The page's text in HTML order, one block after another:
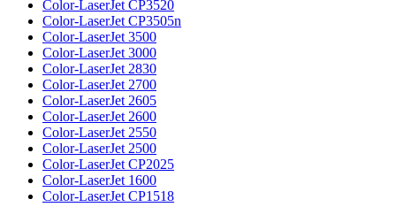
Color-LaserJet CP3520
Color-LaserJet CP3505n
Color-LaserJet 3500
Color-LaserJet 3000
Color-LaserJet 2830
Color-LaserJet 2700
Color-LaserJet 2605
Color-LaserJet 2600
Color-LaserJet 2550
Color-LaserJet 2500
Color-LaserJet CP2025
Color-LaserJet 1600
Color-LaserJet CP1518